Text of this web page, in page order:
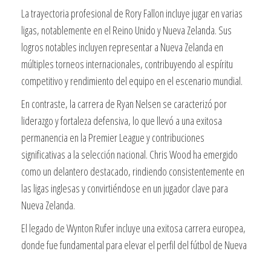
La trayectoria profesional de Rory Fallon incluye jugar en varias
ligas, notablemente en el Reino Unido y Nueva Zelanda. Sus
logros notables incluyen representar a Nueva Zelanda en
múltiples torneos internacionales, contribuyendo al espíritu
competitivo y rendimiento del equipo en el escenario mundial.
En contraste, la carrera de Ryan Nelsen se caracterizó por
liderazgo y fortaleza defensiva, lo que llevó a una exitosa
permanencia en la Premier League y contribuciones
significativas a la selección nacional. Chris Wood ha emergido
como un delantero destacado, rindiendo consistentemente en
las ligas inglesas y convirtiéndose en un jugador clave para
Nueva Zelanda.
El legado de Wynton Rufer incluye una exitosa carrera europea,
donde fue fundamental para elevar el perfil del fútbol de Nueva